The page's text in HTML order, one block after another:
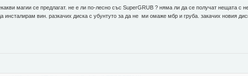
магии се предлагат. не е ли по-лесно със SuperGRUB ? няма ли да се получат нещата с
вин. разкачих диска с убунтуто за да не ми омаже мбр и груба. закачих новия